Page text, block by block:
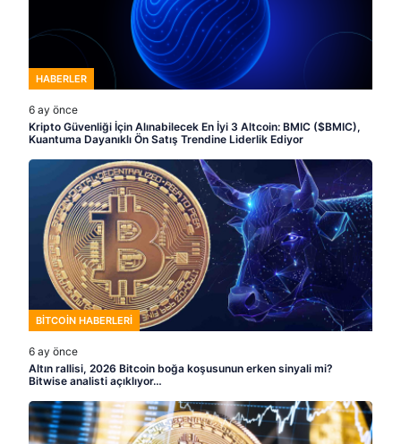
HABERLER
6 ay önce
Kripto Güvenliği İçin Alınabilecek En İyi 3 Altcoin: BMIC ($BMIC),
Kuantuma Dayanıklı Ön Satış Trendine Liderlik Ediyor
BITCOIN HABERLERI
6 ay önce
Altın rallisi, 2026 Bitcoin boğa koşusunun erken sinyali mi?
Bitwise analisti açıklıyor…